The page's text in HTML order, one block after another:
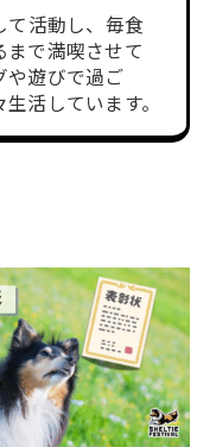
て活動し、毎食
で満喫させて
や遊びで過ご
活しています。⁡